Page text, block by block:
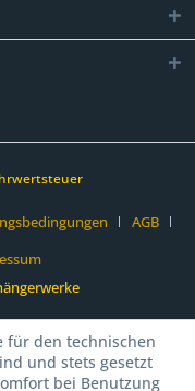
AGB
für den technischen
und stets gesetzt
bei Benutzung